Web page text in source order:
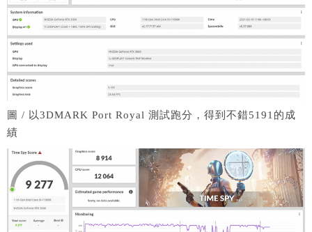
圖 / 以3DMARK Port Royal 測試跑分，得到不錯5191的成
績